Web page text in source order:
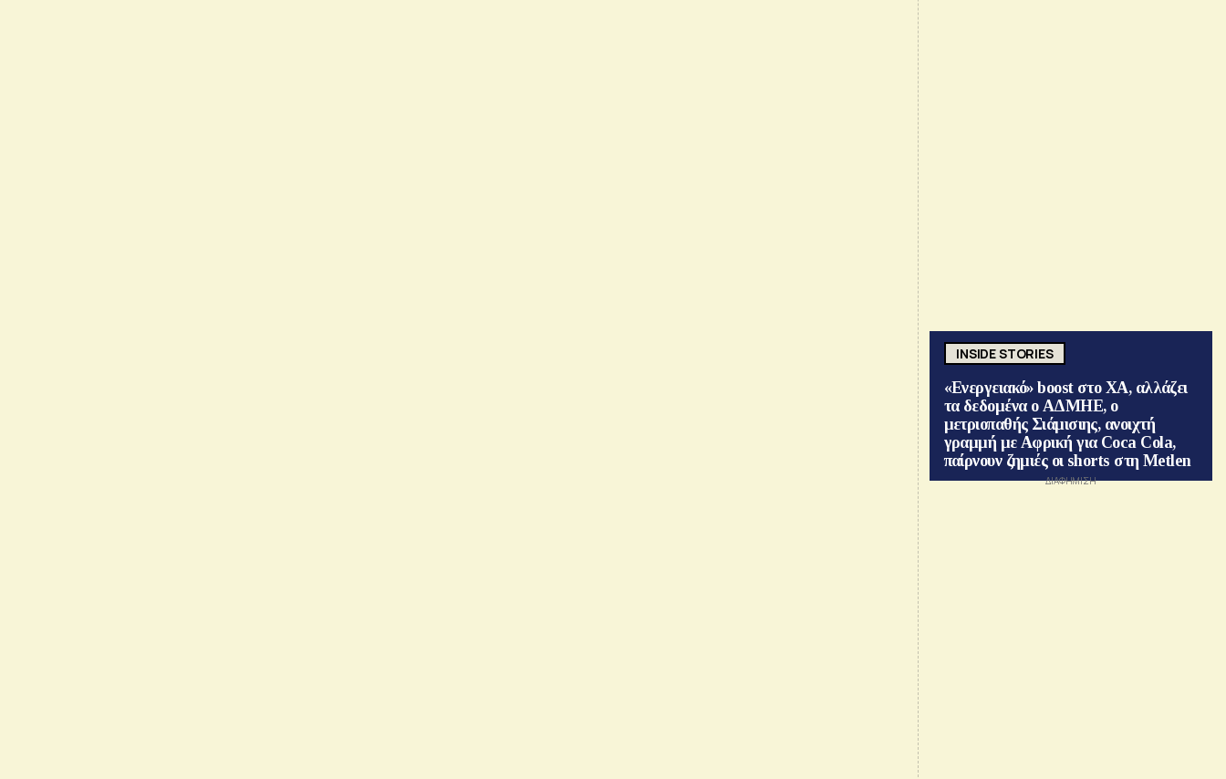
INSIDE STORIES
«Ενεργειακό» boost στο ΧΑ, αλλάζει
τα δεδομένα ο ΑΔΜΗΕ, ο
μετριοπαθής Σιάμισιης, ανοιχτή
γραμμή με Αφρική για Coca Cola,
παίρνουν ζημιές οι shorts στη Metlen